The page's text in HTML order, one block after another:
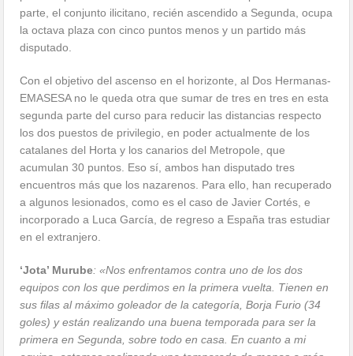
parte, el conjunto ilicitano, recién ascendido a Segunda, ocupa
la octava plaza con cinco puntos menos y un partido más
disputado.
Con el objetivo del ascenso en el horizonte, al Dos Hermanas-
EMASESA no le queda otra que sumar de tres en tres en esta
segunda parte del curso para reducir las distancias respecto
los dos puestos de privilegio, en poder actualmente de los
catalanes del Horta y los canarios del Metropole, que
acumulan 30 puntos. Eso sí, ambos han disputado tres
encuentros más que los nazarenos. Para ello, han recuperado
a algunos lesionados, como es el caso de Javier Cortés, e
incorporado a Luca García, de regreso a España tras estudiar
en el extranjero.
‘Jota’ Murube: «Nos enfrentamos contra uno de los dos
equipos con los que perdimos en la primera vuelta. Tienen en
sus filas al máximo goleador de la categoría, Borja Furio (34
goles) y están realizando una buena temporada para ser la
primera en Segunda, sobre todo en casa. En cuanto a mi